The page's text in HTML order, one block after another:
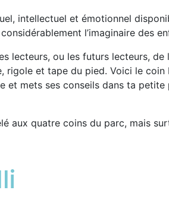
intellectuel et émotionnel
l’imaginaire des
lecteurs, ou les futurs lecteurs,
et tape du pied. Voici le
et mets ses conseils dans ta
aux quatre coins du parc, mais